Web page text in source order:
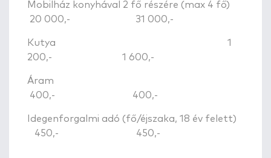
Mobilház konyhával 2 fő részére (max 4 fő)
20 000,- 31 000,-
Kutya 1
200,- 1 600,-
Áram
400,- 400,-
Idegenforgalmi adó (fő/éjszaka, 18 év felett)
450,- 450,-